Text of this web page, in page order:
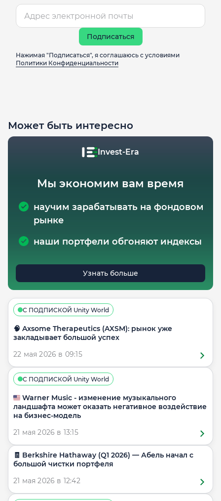
Подписаться
Нажимая "Подписаться", я соглашаюсь с условиями
Политики Конфиденциальности
Может быть интересно
Invest-Era
Мы экономим вам время
научим зарабатывать на фондовом
рынке
наши портфели обгоняют индексы
Узнать больше
С ПОДПИСКОЙ Unity World
🧠 Axsome Therapeutics (AXSM): рынок уже
закладывает большой успех
22 мая 2026 в 09:15
С ПОДПИСКОЙ Unity World
🇺🇸 Warner Music - изменение музыкального
ландшафта может оказать негативное воздействие
на бизнес-модель
21 мая 2026 в 13:15
🧾 Berkshire Hathaway (Q1 2026) — Абель начал с
большой чистки портфеля
21 мая 2026 в 12:42